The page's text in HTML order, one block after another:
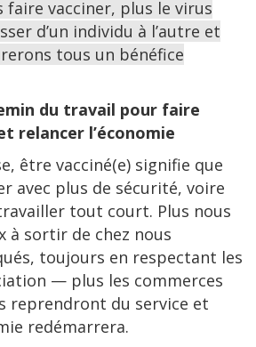
faire vacciner, plus le virus
d’un individu à l’autre et
tous un bénéfice
du travail pour faire
relancer l’économie
être vacciné(e) signifie que
avec plus de sécurité, voire
tout court. Plus nous
à sortir de chez nous
toujours en respectant les
— plus les commerces
reprendront du service et
redémarrera.